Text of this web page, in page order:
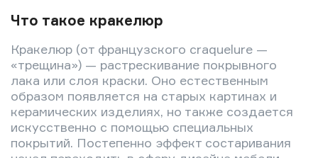
Что такое кракелюр
Кракелюр (от французского craquelure —
«трещина») — растрескивание покрывного
лака или слоя краски. Оно естественным
образом появляется на старых картинах и
керамических изделиях, но также создается
искусственно с помощью специальных
покрытий. Постепенно эффект состаривания